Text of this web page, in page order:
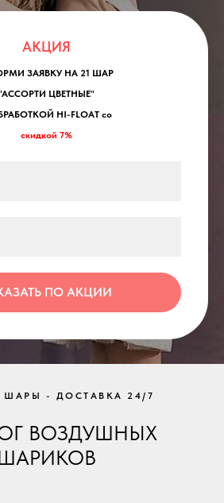
АКЦИЯ
ЗАЯВКУ НА 21 ШАР
ЦВЕТНЫЕ"
HI-FLOAT со
скидкой 7%
ПО АКЦИИ
ШАРЫ - ДОСТАВКА 24/7
ВОЗДУШНЫХ